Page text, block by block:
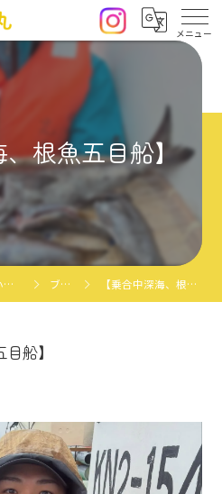
根魚五目船】
神奈川県小田原の釣船なら小田原釣船光義丸 ブログ 【乗合中深海、根魚五目船】
船】